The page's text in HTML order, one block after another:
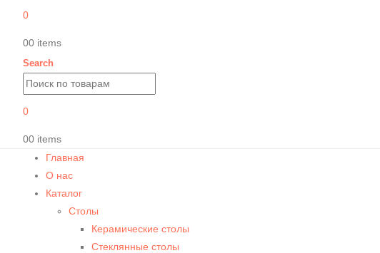
0
00 items
Search
0
00 items
Главная
О нас
Каталог
Столы
Керамические столы
Стеклянные столы